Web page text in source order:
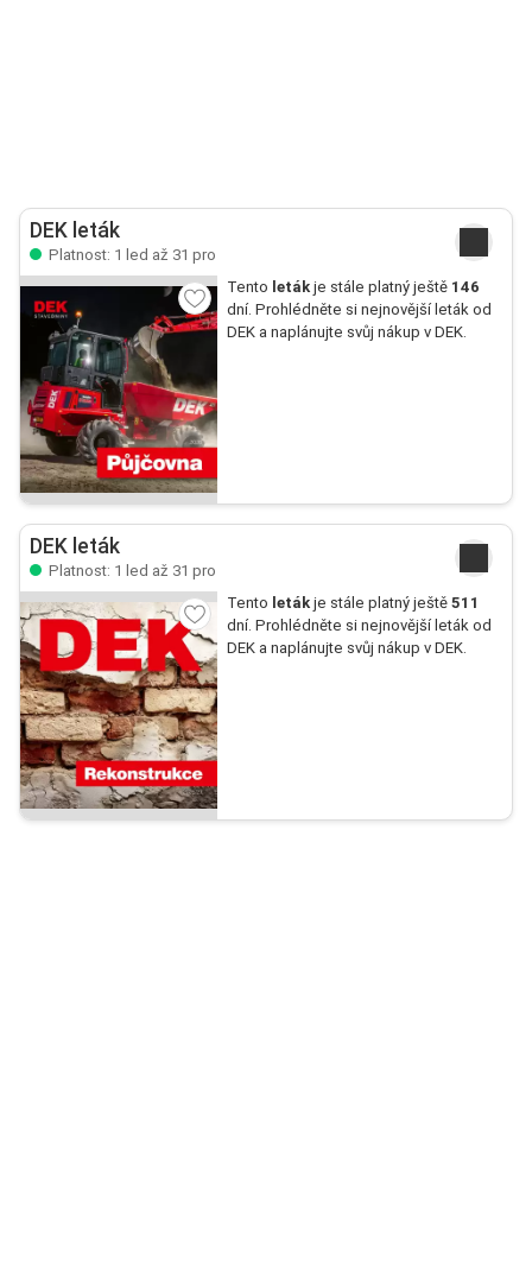
DEK leták
Platnost: 1 led až 31 pro
Tento letákje stále platný ještě 146
dní. Prohlédněte si nejnovější leták od
DEK a naplánujte svůj nákup v DEK.
DEK leták
Platnost: 1 led až 31 pro
Tento letákje stále platný ještě 511
dní. Prohlédněte si nejnovější leták od
DEK a naplánujte svůj nákup v DEK.